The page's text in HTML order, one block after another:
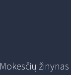
Mokesčių žinynas